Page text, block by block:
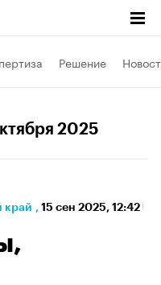
Решение
2025
край , 15 сен 2025, 12:42